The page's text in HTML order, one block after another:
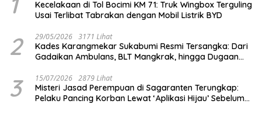
Kecelakaan di Tol Bocimi KM 71: Truk Wingbox Terguling
Usai Terlibat Tabrakan dengan Mobil Listrik BYD
2 29/05/2026 3171 Lihat
Kades Karangmekar Sukabumi Resmi Tersangka: Dari
Gadaikan Ambulans, BLT Mangkrak, hingga Dugaan
3 15/07/2026 2879 Lihat
Misteri Jasad Perempuan di Sagaranten Terungkap:
Pelaku Pancing Korban Lewat ‘Aplikasi Hijau’ Sebelum